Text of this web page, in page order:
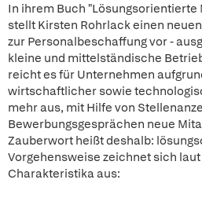
In ihrem Buch
stellt Kirsten Rohrlack einen
zur Personalbeschaffung vor -
kleine und mittelständische
reicht es für Unternehmen
wirtschaftlicher sowie
mehr aus, mit Hilfe von
Bewerbungsgesprächen neue
Zauberwort heißt deshalb:
Vorgehensweise zeichnet sich
Charakteristika aus: